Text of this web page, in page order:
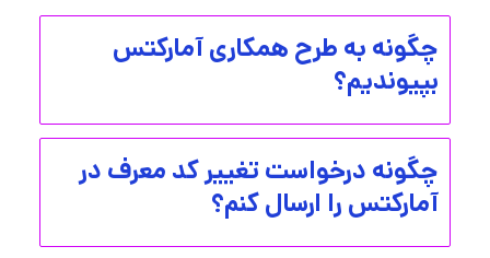
چگونه به طرح همکاری آمارکتس
بپیوندیم؟
چگونه درخواست تغییر کد معرف در
آمارکتس را ارسال کنم؟